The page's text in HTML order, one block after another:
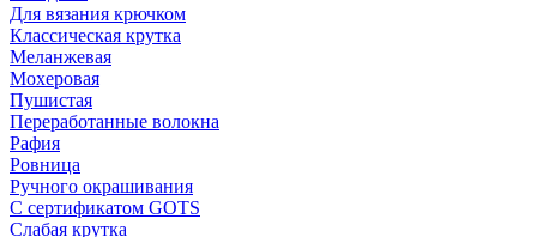
Для вязания крючком
Классическая крутка
Меланжевая
Мохеровая
Пушистая
Переработанные волокна
Рафия
Ровница
Ручного окрашивания
С сертификатом GOTS
Слабая крутка